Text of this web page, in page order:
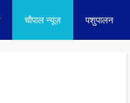
चौपाल न्यूज़ पशुपालन